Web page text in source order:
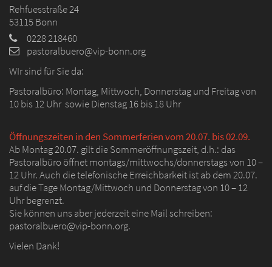
Rehfuesstraße 24
53115Bonn
0228 218460
pastoralbuero@vip-bonn.org
WIr sind für Sie da:
Pastoralbüro: Montag, Mittwoch, Donnerstag und Freitag von
10 bis 12 Uhr sowie Dienstag 16 bis 18 Uhr
Öffnungszeiten in den Sommerferien vom 20.07. bis 02.09.
Ab Montag 20.07. gilt die Sommeröffnungszeit, d.h.: das
Pastoralbüro öffnet montags/mittwochs/donnerstags von 10 –
12 Uhr. Auch die telefonische Erreichbarkeit ist ab dem 20.07.
auf die Tage Montag/Mittwoch und Donnerstag von 10 – 12
Uhr begrenzt.
Sie können uns aber jederzeit eine Mail schreiben:
pastoralbuero@vip-bonn.org.
Vielen Dank!